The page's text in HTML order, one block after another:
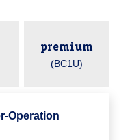
premium
(BC1U)
Operation